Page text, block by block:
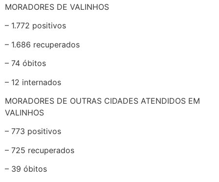
MORADORES DE VALINHOS
– 1.772 positivos
– 1.686 recuperados
– 74 óbitos
– 12 internados
MORADORES DE OUTRAS CIDADES ATENDIDOS EM
VALINHOS
– 773 positivos
– 725 recuperados
– 39 óbitos